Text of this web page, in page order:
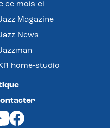
ce mois-ci
Magazine
News
home-studio